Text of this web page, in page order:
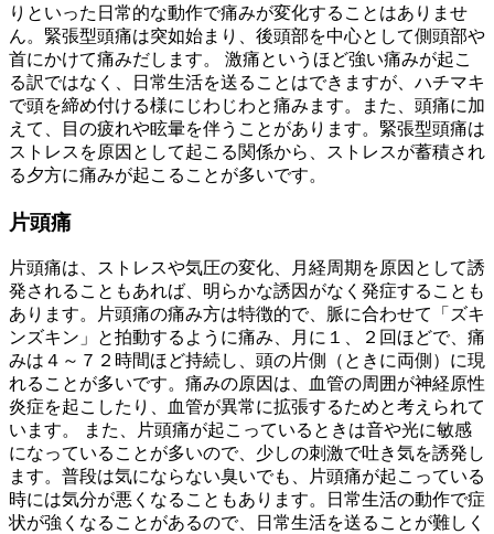
りといった日常的な動作で痛みが変化することはありませ
ん。緊張型頭痛は突如始まり、後頭部を中心として側頭部や
首にかけて痛みだします。 激痛というほど強い痛みが起こ
る訳ではなく、日常生活を送ることはできますが、ハチマキ
で頭を締め付ける様にじわじわと痛みます。また、頭痛に加
えて、目の疲れや眩暈を伴うことがあります。緊張型頭痛は
ストレスを原因として起こる関係から、ストレスが蓄積され
る夕方に痛みが起こることが多いです。
片頭痛
片頭痛は、ストレスや気圧の変化、月経周期を原因として誘
発されることもあれば、明らかな誘因がなく発症することも
あります。片頭痛の痛み方は特徴的で、脈に合わせて「ズキ
ンズキン」と拍動するように痛み、月に１、２回ほどで、痛
みは４～７２時間ほど持続し、頭の片側（ときに両側）に現
れることが多いです。痛みの原因は、血管の周囲が神経原性
炎症を起こしたり、血管が異常に拡張するためと考えられて
います。 また、片頭痛が起こっているときは音や光に敏感
になっていることが多いので、少しの刺激で吐き気を誘発し
ます。普段は気にならない臭いでも、片頭痛が起こっている
時には気分が悪くなることもあります。日常生活の動作で症
状が強くなることがあるので、日常生活を送ることが難しく